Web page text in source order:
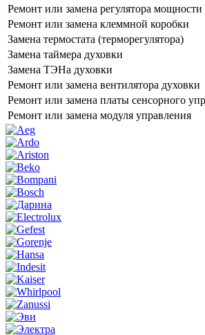
Ремонт или замена регулятора
Ремонт или замена клеммной коробки
Замена термостата (терморегулятора)
Замена таймера духовки
Замена ТЭНа духовки
Ремонт или замена вентилятора духовки
Ремонт или замена платы сенсорного
Ремонт или замена модуля управления